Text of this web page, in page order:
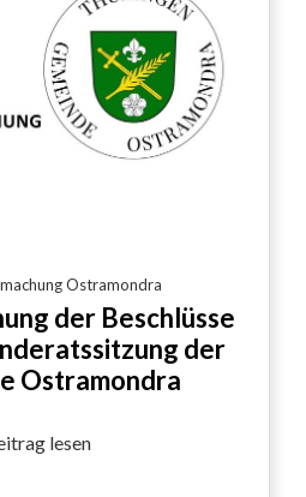
Ostramondra
der Beschlüsse
der
Ostramondra
lesen